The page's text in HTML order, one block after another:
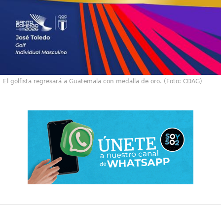
El golfista regresará a Guatemala con medalla de oro. (Foto: CDAG)